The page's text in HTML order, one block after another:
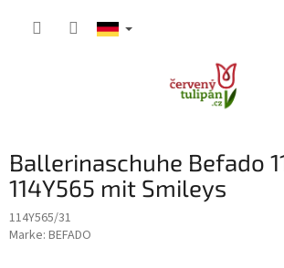
Ballerinaschuhe Befado
114Y565 mit Smileys
114Y565/31
Marke: BEFADO